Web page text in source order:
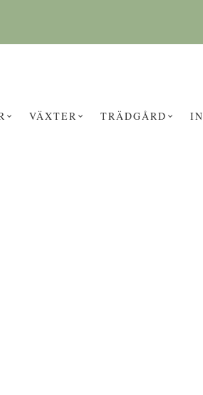
VÄXTER TRÄDGÅRD
KAN